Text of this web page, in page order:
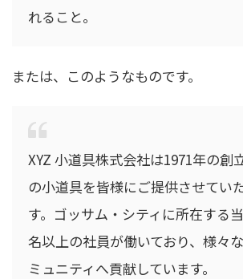
れること。
または、このようなものです。
XYZ 小道具株式会社は1971年の創
の小道具を皆様にご提供させてい
す。ゴッサム・シティに所在する
名以上の社員が働いており、様々
ミュニティへ貢献しています。